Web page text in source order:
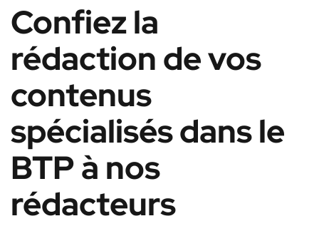
Confiez la
rédaction de vos
contenus
spécialisés dans le
BTP à nos
rédacteurs